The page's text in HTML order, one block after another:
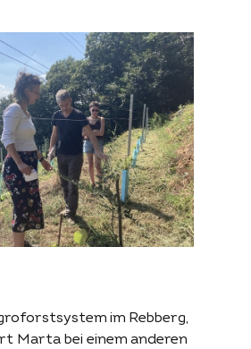
im Rebberg,
Marta bei einem anderen